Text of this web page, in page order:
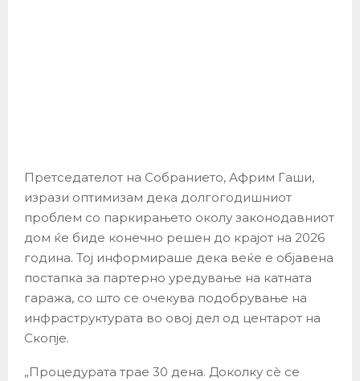
Претседателот на Собранието, Африм Гаши,
изрази оптимизам дека долгогодишниот
проблем со паркирањето околу законодавниот
дом ќе биде конечно решен до крајот на 2026
година. Тој информираше дека веќе е објавена
постапка за партерно уредување на катната
гаража, со што се очекува подобрување на
инфраструктурата во овој дел од центарот на
Скопје.
„Процедурата трае 30 дена. Доколку сѐ се